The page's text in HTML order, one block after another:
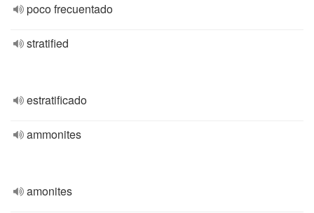
poco frecuentado
stratified
estratificado
ammonites
amonites